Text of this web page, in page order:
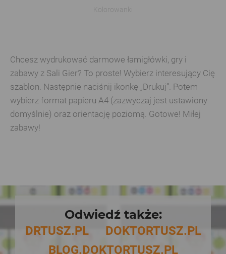
Kolorowanki
Chcesz wydrukować darmowe łamigłówki, gry i
zabawy z Sali Gier? To proste! Wybierz interesujący Cię
szablon. Następnie naciśnij ikonkę „Drukuj”. Potem
wybierz format papieru A4 (zazwyczaj jest ustawiony
domyślnie) oraz orientację poziomą. Gotowe! Miłej
zabawy!
Odwiedź także:
DRTUSZ.PL
DOKTORTUSZ.PL
BLOG.DOKTORTUSZ.PL